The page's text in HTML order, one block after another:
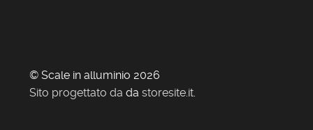
© Scale in alluminio 2026
Sito progettato da da storesite.it.